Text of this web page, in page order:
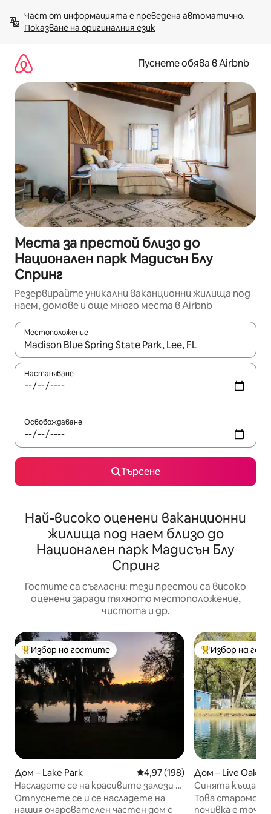
към
съдържанието
Показване на оригиналния език
Пуснете обява в Airbnb
Места за престой близо до
Национален парк Мадисън Блу
Спринг
Резервирайте уникални ваканционни жилища под
наем, домове и още много места в Airbnb
Местоположение
Когато резултатите се покажат, използвайте
Настаняване
Освобождаване
Търсене
Най-високо оценени ваканционни
жилища под наем близо до
Национален парк Мадисън Блу
Спринг
Гостите са съгласни: тези престои са високо
оценени заради тяхното местоположение,
чистота и др.
Най-популярен избор на гостите
Избор на гостите
Дом – Lake Park Средна оценка: 4,97 от 5,
4,97 (198)
Насладете се на красивите залези в
„Turtle Cove“!
Отпуснете се и се насладете на
нашия очарователен частен дом с
Най-популярен
Избор на
Дом – Live Oak
Синята къща
Това
почивка е